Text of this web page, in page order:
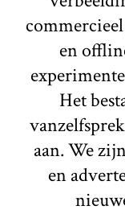
en
Het
aan. We
en